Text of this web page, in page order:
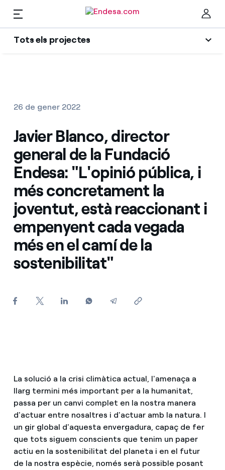
Tots els projectes
Social projectes
Sector energètic
Innovability
Economia circular
Medi ambient
Llars
Troba la tarifa que més et convé
Compara les nostres tarifes d’empresa i estalvia
Per cada kWh que estalviïs, et descomptem un
Com puc veure les meves factures d'Endesa?
Com canviar el titular del contracte?
Serveis
Mobilitat
PARA TI
Solar
Climatització
Estafes telefòniques
26 de gener 2022
Javier Blanco, director
general de la Fundació
Endesa: "L'opinió pública, i
més concretament la
joventut, està reaccionant i
empenyent cada vegada
més en el camí de la
sostenibilitat"
La solució a la crisi climàtica actual, l'amenaça a
llarg termini més important per a la humanitat,
passa per un canvi complet en la nostra manera
d'actuar entre nosaltres i d'actuar amb la natura. I
un gir global d'aquesta envergadura, capaç de fer
que tots siguem conscients que tenim un paper
actiu en la sostenibilitat del planeta i en el futur
de la nostra espècie, només serà possible posant